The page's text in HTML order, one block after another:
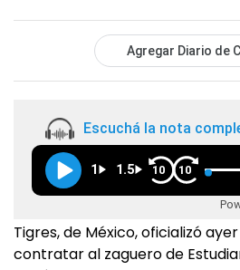
Agregar Diario de
Escuchá la nota
1 1.5 10 10
Tigres, de México, oficializó
contratar al zaguero de